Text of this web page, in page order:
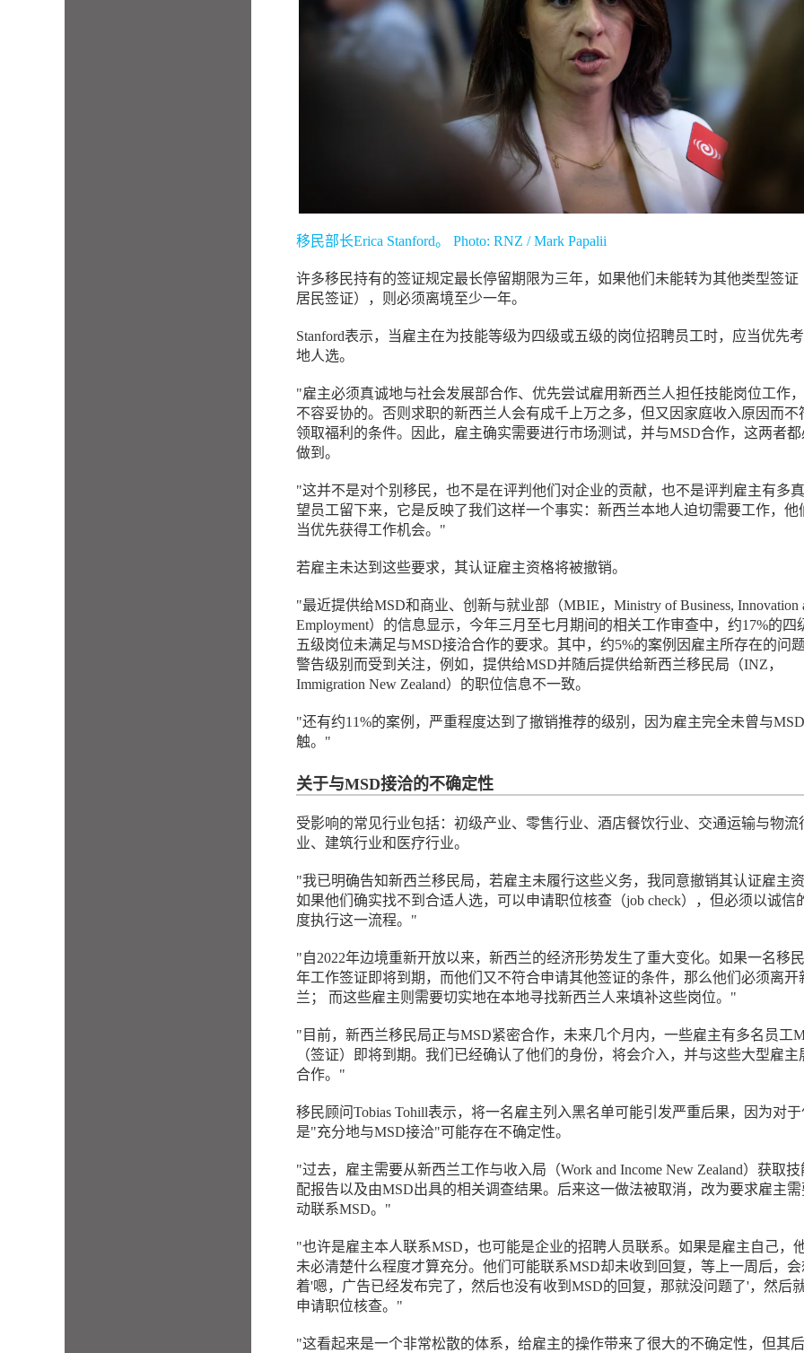
移民部长Erica Stanford。 Photo: RNZ / Mark Papalii
许多移民持有的签证规定最长停留期限为三年，如果他们未能转为其他类型签证
居民签证），则必须离境至少一年。
Stanford表示，当雇主在为技能等级为四级或五级的岗位招聘员工时，应当优先
地人选。
"雇主必须真诚地与社会发展部合作、优先尝试雇用新西兰人担任技能岗位工作
不容妥协的。否则求职的新西兰人会有成千上万之多，但又因家庭收入原因而不
领取福利的条件。因此，雇主确实需要进行市场测试，并与MSD合作，这两者
做到。
"这并不是对个别移民，也不是在评判他们对企业的贡献，也不是评判雇主有多
望员工留下来，它是反映了我们这样一个事实：新西兰本地人迫切需要工作，他
当优先获得工作机会。"
若雇主未达到这些要求，其认证雇主资格将被撤销。
"最近提供给MSD和商业、创新与就业部（MBIE，Ministry of Business, Innovation
Employment）的信息显示，今年三月至七月期间的相关工作审查中，约17%的四
五级岗位未满足与MSD接洽合作的要求。其中，约5%的案例因雇主所存在的问
警告级别而受到关注，例如，提供给MSD并随后提供给新西兰移民局（INZ，
Immigration New Zealand）的职位信息不一致。
"还有约11%的案例，严重程度达到了撤销推荐的级别，因为雇主完全未曾与
触。"
关于与MSD接洽的不确定性
受影响的常见行业包括：初级产业、零售行业、酒店餐饮行业、交通运输与物流
业、建筑行业和医疗行业。
"我已明确告知新西兰移民局，若雇主未履行这些义务，我同意撤销其认证雇主
如果他们确实找不到合适人选，可以申请职位核查（job check），但必须以诚信
度执行这一流程。"
"自2022年边境重新开放以来，新西兰的经济形势发生了重大变化。如果一名移
年工作签证即将到期，而他们又不符合申请其他签证的条件，那么他们必须离开
兰； 而这些雇主则需要切实地在本地寻找新西兰人来填补这些岗位。"
"目前，新西兰移民局正与MSD紧密合作，未来几个月内，一些雇主有多名员工
（签证）即将到期。我们已经确认了他们的身份，将会介入，并与这些大型雇主
合作。"
移民顾问Tobias Tohill表示，将一名雇主列入黑名单可能引发严重后果，因为对
是"充分地与MSD接洽"可能存在不确定性。
"过去，雇主需要从新西兰工作与收入局（Work and Income New Zealand）获取
配报告以及由MSD出具的相关调查结果。后来这一做法被取消，改为要求雇主
动联系MSD。"
"也许是雇主本人联系MSD，也可能是企业的招聘人员联系。如果是雇主自己，
未必清楚什么程度才算充分。他们可能联系MSD却未收到回复，等上一周后，会
着'嗯，广告已经发布完了，然后也没有收到MSD的回复，那就没问题了'，然后
申请职位核查。"
"这看起来是一个非常松散的体系，给雇主的操作带来了很大的不确定性，但其